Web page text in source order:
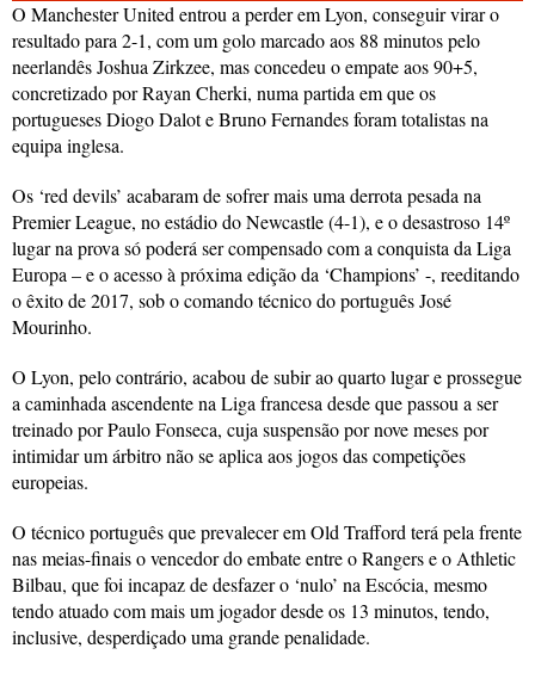
O Manchester United entrou a perder em Lyon, conseguir virar o
resultado para 2-1, com um golo marcado aos 88 minutos pelo
neerlandês Joshua Zirkzee, mas concedeu o empate aos 90+5,
concretizado por Rayan Cherki, numa partida em que os
portugueses Diogo Dalot e Bruno Fernandes foram totalistas na
equipa inglesa.
Os ‘red devils’ acabaram de sofrer mais uma derrota pesada na
Premier League, no estádio do Newcastle (4-1), e o desastroso 14º
lugar na prova só poderá ser compensado com a conquista da Liga
Europa – e o acesso à próxima edição da ‘Champions’ -, reeditando
o êxito de 2017, sob o comando técnico do português José
Mourinho.
O Lyon, pelo contrário, acabou de subir ao quarto lugar e prossegue
a caminhada ascendente na Liga francesa desde que passou a ser
treinado por Paulo Fonseca, cuja suspensão por nove meses por
intimidar um árbitro não se aplica aos jogos das competições
europeias.
O técnico português que prevalecer em Old Trafford terá pela frente
nas meias-finais o vencedor do embate entre o Rangers e o Athletic
Bilbau, que foi incapaz de desfazer o ‘nulo’ na Escócia, mesmo
tendo atuado com mais um jogador desde os 13 minutos, tendo,
inclusive, desperdiçado uma grande penalidade.